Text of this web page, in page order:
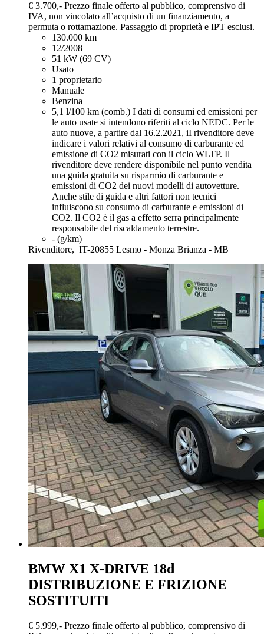
€ 3.700,- Prezzo finale offerto al pubblico, comprensivo di
IVA, non vincolato all’acquisto di un finanziamento, a
permuta o rottamazione. Passaggio di proprietà e IPT esclusi.
130.000 km
12/2008
51 kW (69 CV)
Usato
1 proprietario
Manuale
Benzina
5,1 l/100 km (comb.) I dati di consumi ed emissioni per
le auto usate si intendono riferiti al ciclo NEDC. Per le
auto nuove, a partire dal 16.2.2021, iI rivenditore deve
indicare i valori relativi al consumo di carburante ed
emissione di CO2 misurati con il ciclo WLTP. Il
rivenditore deve rendere disponibile nel punto vendita
una guida gratuita su risparmio di carburante e
emissioni di CO2 dei nuovi modelli di autovetture.
Anche stile di guida e altri fattori non tecnici
influiscono su consumo di carburante e emissioni di
CO2. Il CO2 è il gas a effetto serra principalmente
responsabile del riscaldamento terrestre.
- (g/km)
Rivenditore, IT-20855 Lesmo - Monza Brianza - MB
BMW X1 X-DRIVE 18d
DISTRIBUZIONE E FRIZIONE
SOSTITUITI
€ 5.999,- Prezzo finale offerto al pubblico, comprensivo di